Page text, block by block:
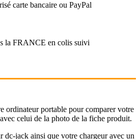
carte bancaire ou PayPal
la FRANCE en colis suivi
ordinateur portable pour comparer votre
avec celui de la photo de la fiche produit.
dc-jack ainsi que votre chargeur avec un